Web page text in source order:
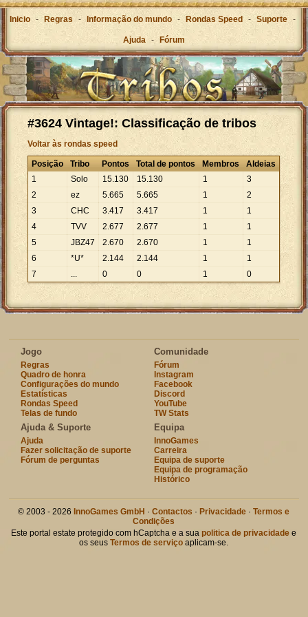
Inicio - Regras - Informação do mundo - Rondas Speed - Suporte -
Ajuda - Fórum
#3624 Vintage!: Classificação de tribos
Voltar às rondas speed
Posição Tribo Pontos Total de pontos Membros
Aldeias
1
Solo 15.130 15.130 1
3
2
ez 5.665 5.665 1
2
3
CHC 3.417 3.417 1
1
4
TVV 2.677 2.677 1
1
5
JBZ47 2.670 2.670 1
1
6
*U* 2.144 2.144 1
1
7
... 0 0 1 0
Jogo
Regras
Quadro de honra
Configurações do mundo
Estatísticas
Rondas Speed
Telas de fundo
Comunidade
Fórum
Instagram
Facebook
Discord
YouTube
TW Stats
Ajuda & Suporte
Ajuda
Fazer solicitação de suporte
Fórum de perguntas
Equipa
InnoGames
Carreira
Equipa de suporte
Equipa de programação
Histórico
© 2003 - 2026 InnoGames GmbH ·Contactos · Privacidade ·Termos e
Condições
Este portal estate protegido com hCaptcha e a suapolitica de privacidade e
os seusTermos de serviço aplicam-se.